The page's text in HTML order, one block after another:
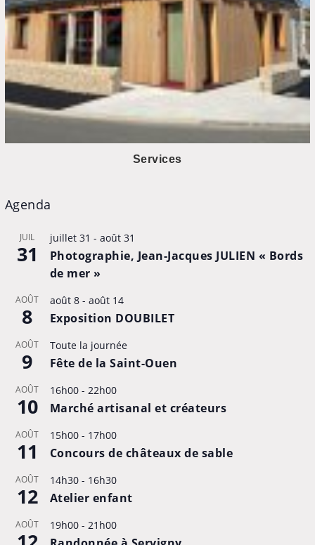
Services
Agenda
JUIL
31
juillet 31 - août 31
Photographie, Jean-Jacques JULIEN « Bords
de mer »
AOÛT
8
août 8- août 14
Exposition DOUBILET
AOÛT
9
Toute la journée
Fête de la Saint-Ouen
AOÛT
10
16h00- 22h00
Marché artisanal et créateurs
AOÛT
11
15h00- 17h00
Concours de châteaux de sable
AOÛT
12
14h30- 16h30
Atelier enfant
AOÛT 19h00- 21h00